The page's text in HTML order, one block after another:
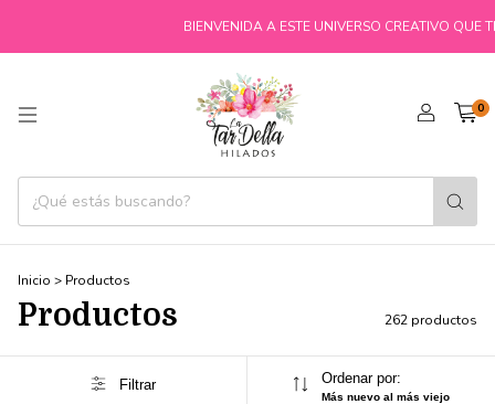
BIENVENIDA A ESTE UNIVERSO CREATIVO QUE TE
0
Inicio > Productos
Productos 262 productos
Filtrar Ordenar por:
Más nuevo al más viejo